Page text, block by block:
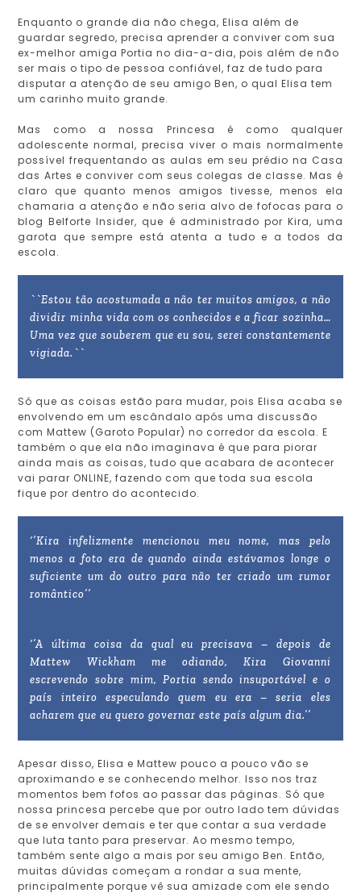
Enquanto o grande dia não chega, Elisa além de
guardar segredo, precisa aprender a conviver com sua
ex-melhor amiga Portia no dia-a-dia, pois além de não
ser mais o tipo de pessoa confiável, faz de tudo para
disputar a atenção de seu amigo Ben, o qual Elisa tem
um carinho muito grande.
Mas como a nossa Princesa é como qualquer
adolescente normal, precisa viver o mais normalmente
possível frequentando as aulas em seu prédio na Casa
das Artes e conviver com seus colegas de classe. Mas é
claro que quanto menos amigos tivesse, menos ela
chamaria a atenção e não seria alvo de fofocas para o
blog Belforte Insider, que é administrado por Kira, uma
garota que sempre está atenta a tudo e a todos da
escola.
``Estou tão acostumada a não ter muitos amigos, a não
dividir minha vida com os conhecidos e a ficar sozinha…
Uma vez que souberem que eu sou, serei constantemente
vigiada.``
Só que as coisas estão para mudar, pois Elisa acaba se
envolvendo em um escândalo após uma discussão
com Mattew (Garoto Popular) no corredor da escola. E
também o que ela não imaginava é que para piorar
ainda mais as coisas, tudo que acabara de acontecer
vai parar ONLINE, fazendo com que toda sua escola
fique por dentro do acontecido.
‘’Kira infelizmente mencionou meu nome, mas pelo
menos a foto era de quando ainda estávamos longe o
suficiente um do outro para não ter criado um rumor
romântico’’
‘’A última coisa da qual eu precisava – depois de
Mattew Wickham me odiando, Kira Giovanni
escrevendo sobre mim, Portia sendo insuportável e o
país inteiro especulando quem eu era – seria eles
acharem que eu quero governar este país algum dia.’’
Apesar disso, Elisa e Mattew pouco a pouco vão se
aproximando e se conhecendo melhor. Isso nos traz
momentos bem fofos ao passar das páginas. Só que
nossa princesa percebe que por outro lado tem dúvidas
de se envolver demais e ter que contar a sua verdade
que luta tanto para preservar. Ao mesmo tempo,
também sente algo a mais por seu amigo Ben. Então,
muitas dúvidas começam a rondar a sua mente,
principalmente porque vê sua amizade com ele sendo